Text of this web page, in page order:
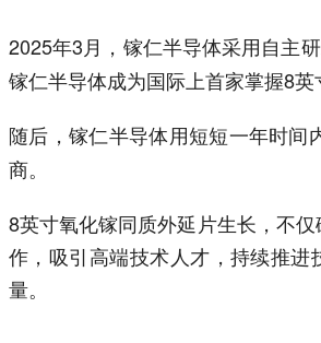
2025年3月，镓仁半导体采用自主
镓仁半导体成为国际上首家掌握8
随后，镓仁半导体用短短一年时间
商。
8英寸氧化镓同质外延片生长，不
作，吸引高端技术人才，持续推
量。